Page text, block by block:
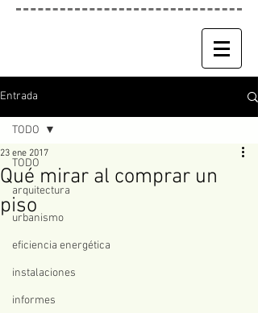
Entrada
TODO
arquitectura
urbanismo
eficiencia energética
instalaciones
informes
TODO
Qué mirar al comprar un
piso
23 ene 2017